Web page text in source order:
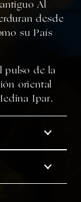
Al
desde
su País
pulso de la
oriental
Ipar.